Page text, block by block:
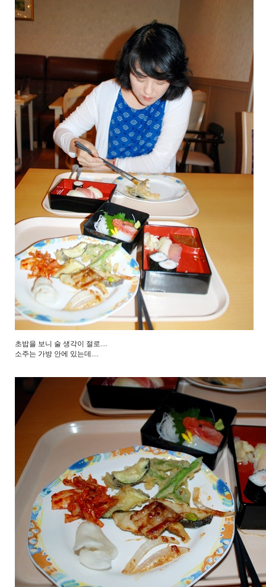
초밥을 보니 술 생각이 절로....
소주는 가방 안에 있는데....